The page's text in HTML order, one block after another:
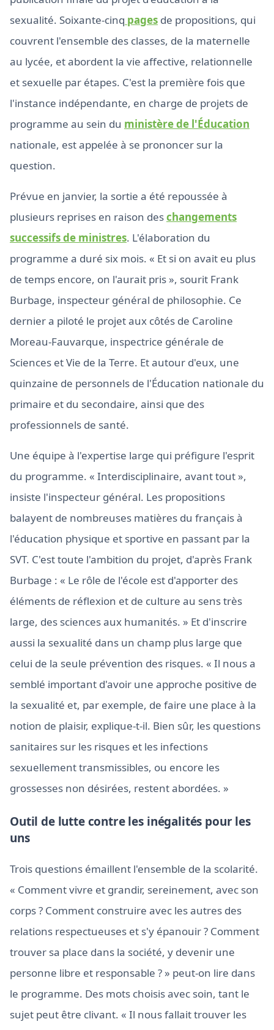
sexualité. Soixante-cinq pages de propositions, qui
couvrent l'ensemble des classes, de la maternelle
au lycée, et abordent la vie affective, relationnelle
et sexuelle par étapes. C'est la première fois que
l'instance indépendante, en charge de projets de
programme au sein du ministère de l'Éducation
nationale, est appelée à se prononcer sur la
question.
Prévue en janvier, la sortie a été repoussée à
plusieurs reprises en raison deschangements
successifs de ministres. L'élaboration du
programme a duré six mois. « Et si on avait eu plus
de temps encore, on l'aurait pris », sourit Frank
Burbage, inspecteur général de philosophie. Ce
dernier a piloté le projet aux côtés de Caroline
Moreau-Fauvarque, inspectrice générale de
Sciences et Vie de la Terre. Et autour d'eux, une
quinzaine de personnels de l'Éducation nationale du
primaire et du secondaire, ainsi que des
professionnels de santé.
Une équipe à l'expertise large qui préfigure l'esprit
du programme. « Interdisciplinaire, avant tout »,
insiste l'inspecteur général. Les propositions
balayent de nombreuses matières du français à
l'éducation physique et sportive en passant par la
SVT. C'est toute l'ambition du projet, d'après Frank
Burbage : « Le rôle de l'école est d'apporter des
éléments de réflexion et de culture au sens très
large, des sciences aux humanités. » Et d'inscrire
aussi la sexualité dans un champ plus large que
celui de la seule prévention des risques. « Il nous a
semblé important d'avoir une approche positive de
la sexualité et, par exemple, de faire une place à la
notion de plaisir, explique-t-il. Bien sûr, les questions
sanitaires sur les risques et les infections
sexuellement transmissibles, ou encore les
grossesses non désirées, restent abordées. »
Outil de lutte contre les inégalités pour les
uns
Trois questions émaillent l'ensemble de la scolarité.
« Comment vivre et grandir, sereinement, avec son
corps ? Comment construire avec les autres des
relations respectueuses et s'y épanouir ? Comment
trouver sa place dans la société, y devenir une
personne libre et responsable ? » peut-on lire dans
le programme. Des mots choisis avec soin, tant le
sujet peut être clivant. « Il nous fallait trouver les